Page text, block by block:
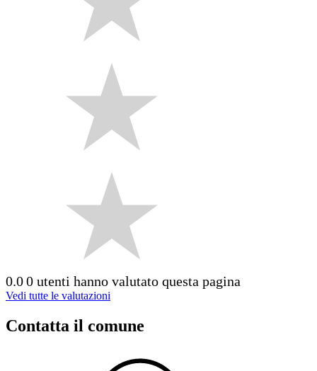
0.00 utenti hanno valutato questa pagina
Vedi tutte le valutazioni
Contatta il comune